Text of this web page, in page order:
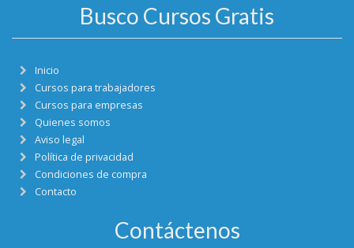
Busco Cursos Gratis
Inicio
Cursos para trabajadores
Cursos para empresas
Quienes somos
Aviso legal
Política de privacidad
Condiciones de compra
Contacto
Contáctenos